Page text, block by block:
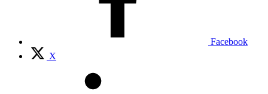
Facebook
X